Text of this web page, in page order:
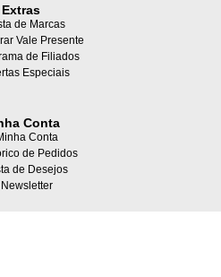
Extras
de Marcas
Vale Presente
de Filiados
Especiais
Conta
Conta
de Pedidos
de Desejos
Newsletter